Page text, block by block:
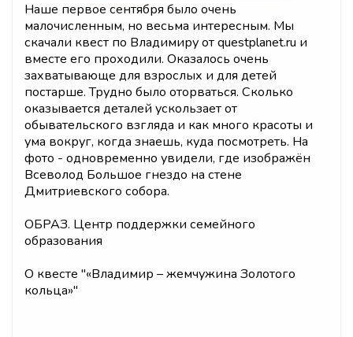
Наше первое сентября было очень
малочисленным, но весьма интересным. Мы
скачали квест по Владимиру от questplanet.ru и
вместе его проходили. Оказалось очень
захватывающе для взрослых и для детей
постарше. Трудно было оторваться. Сколько
оказывается деталей ускользает от
обывательского взгляда и как много красоты и
ума вокруг, когда знаешь, куда посмотреть. На
фото - одновременно увидели, где изображён
Всеволод Большое гнездо на стене
Дмитриевского собора.
ОБРАЗ. Центр поддержки семейного
образования
О квесте "«Владимир – жемчужина Золотого
кольца»"